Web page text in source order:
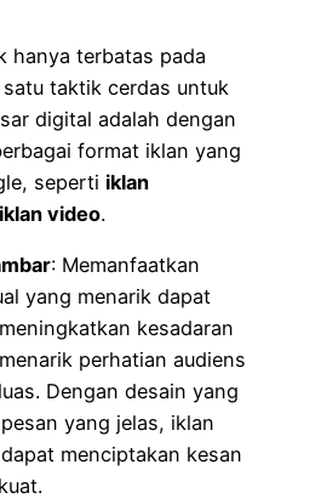
hanya terbatas pada
taktik cerdas untuk
digital adalah dengan
format iklan yang
seperti iklan
iklan video.
: Memanfaatkan
yang menarik dapat
kesadaran
perhatian audiens
Dengan desain yang
yang jelas, iklan
menciptakan kesan